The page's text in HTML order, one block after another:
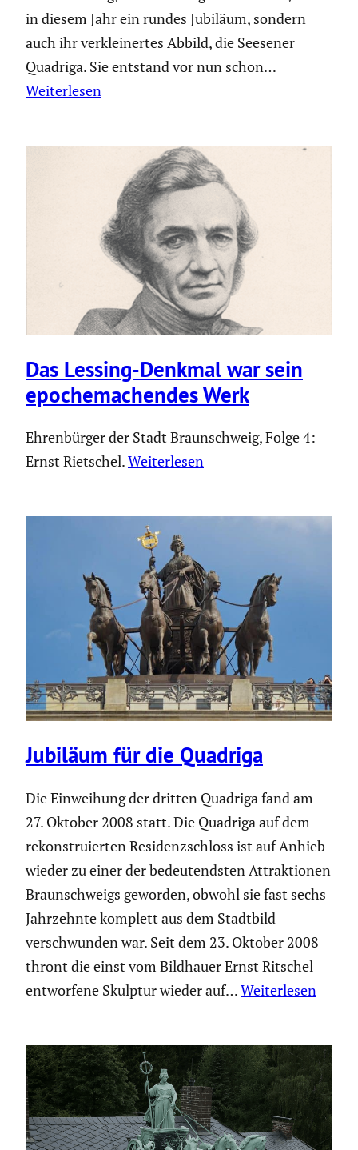
in diesem Jahr ein rundes Jubiläum, sondern
auch ihr verklei­nertes Abbild, die Seesener
Quadriga. Sie entstand vor nun schon…
Weiterlesen
Das Lessing-Denkmal war sein
epoche­ma­chendes Werk
Ehrenbürger der Stadt Braunschweig, Folge 4:
Ernst Rietschel.Weiterlesen
Jubiläum für die Quadriga
Die Einwei­hung der dritten Quadriga fand am
27. Oktober 2008 statt. Die Quadriga auf dem
rekon­stru­ierten Residenz­schloss ist auf Anhieb
wieder zu einer der bedeu­tendsten Attrak­tionen
Braun­schweigs geworden, obwohl sie fast sechs
Jahrzehnte komplett aus dem Stadtbild
verschwunden war. Seit dem 23. Oktober 2008
thront die einst vom Bildhauer Ernst Ritschel
entwor­fene Skulptur wieder auf…Weiterlesen